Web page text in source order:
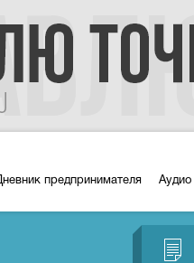
предпринимателя Аудио